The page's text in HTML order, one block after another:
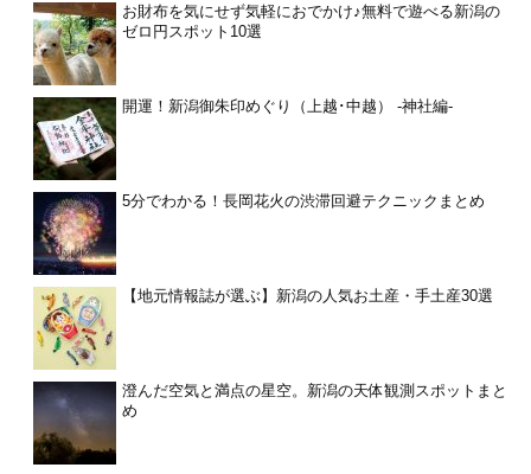
お財布を気にせず気軽におでかけ♪無料で遊べる新潟の
ゼロ円スポット10選
開運！新潟御朱印めぐり（上越･中越） -神社編-
5分でわかる！長岡花火の渋滞回避テクニックまとめ
【地元情報誌が選ぶ】新潟の人気お土産・手土産30選
澄んだ空気と満点の星空。新潟の天体観測スポットまと
め